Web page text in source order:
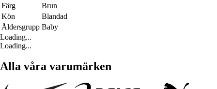
Färg
Brun
Kön
Blandad
Åldersgrupp Baby
Loading...
Loading...
Alla våra varumärken